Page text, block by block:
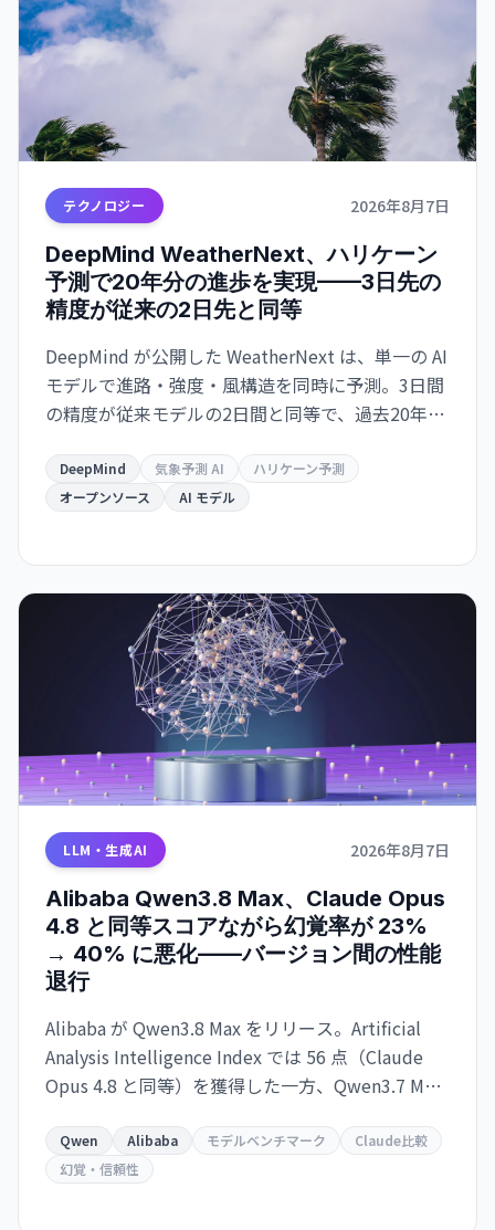
テクノロジー 2026年8月7日
DeepMind WeatherNext、ハリケーン
予測で20年分の進歩を実現——3日先の
精度が従来の2日先と同等
DeepMind が公開した WeatherNext は、単一の AI
モデルで進路・強度・風構造を同時に予測。3日間
の精度が従来モデルの2日間と同等で、過去20年の
た。GitHub でオープンソース化。
DeepMind 気象予測 AI
ハリケーン予測
オープンソース
AI モデル
LLM・生成AI 2026年8月7日
Alibaba Qwen3.8 Max、Claude Opus
4.8 と同等スコアながら幻覚率が 23%
→ 40% に悪化——バージョン間の性能
退行
Alibaba が Qwen3.8 Max をリリース。Artificial
Analysis Intelligence Index では 56 点（Claude
Opus 4.8 と同等）を獲得した一方、Qwen3.7 Max
りのコスト効率も悪化し、実用性を疑問視する声
も。
Qwen Alibaba モデルベンチマーク
Claude比較
幻覚・信頼性